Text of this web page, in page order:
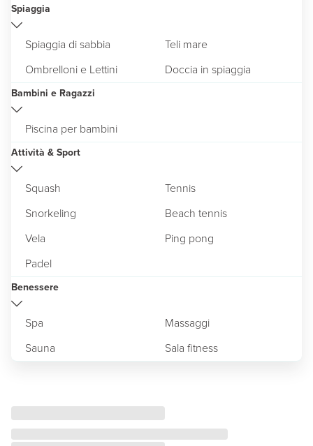
Spiaggia
Spiaggia di sabbia
Teli mare
Ombrelloni e Lettini
Doccia in spiaggia
Bambini e Ragazzi
Piscina per bambini
Attività & Sport
Squash
Tennis
Snorkeling
Beach tennis
Vela
Ping pong
Padel
Benessere
Spa
Massaggi
Sauna
Sala fitness